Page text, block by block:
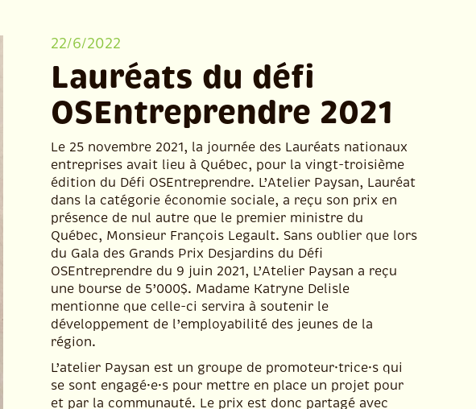
22/6/2022
Lauréats du défi
OSEntreprendre 2021
Le 25 novembre 2021, la journée des Lauréats nationaux
entreprises avait lieu à Québec, pour la vingt-troisième
édition du Défi OSEntreprendre. L’Atelier Paysan, Lauréat
dans la catégorie économie sociale, a reçu son prix en
présence de nul autre que le premier ministre du
Québec, Monsieur François Legault. Sans oublier que lors
du Gala des Grands Prix Desjardins du Défi
OSEntreprendre du 9 juin 2021, L’Atelier Paysan a reçu
une bourse de 5’000$. Madame Katryne Delisle
mentionne que celle-ci servira à soutenir le
développement de l’employabilité des jeunes de la
région.
L’atelier Paysan est un groupe de promoteur·trice·s qui
se sont engagé·e·s pour mettre en place un projet pour
et par la communauté. Le prix est donc partagé avec